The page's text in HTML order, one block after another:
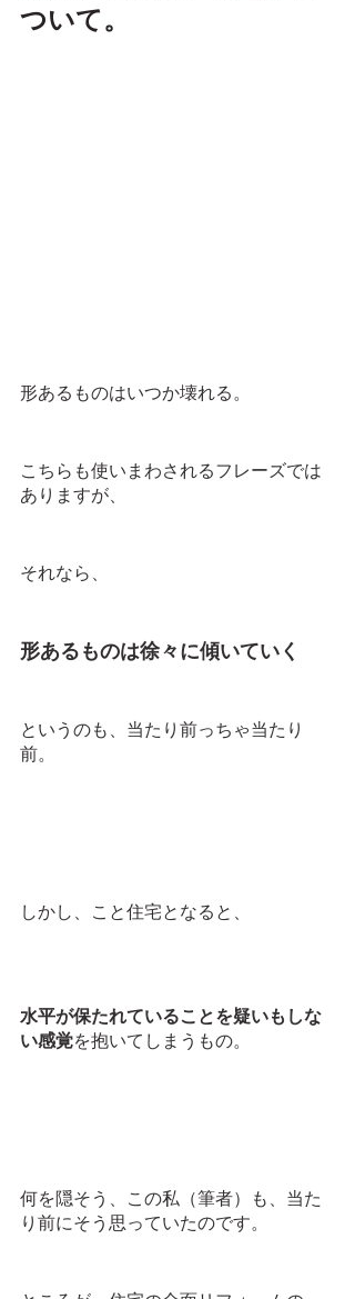
ついて。
形あるものはいつか壊れる。
こちらも使いまわされるフレーズでは
ありますが、
それなら、
形あるものは徐々に傾いていく
というのも、当たり前っちゃ当たり
前。
しかし、こと住宅となると、
水平が保たれていることを疑いもしな
い感覚を抱いてしまうもの。
何を隠そう、この私（筆者）も、当た
り前にそう思っていたのです。